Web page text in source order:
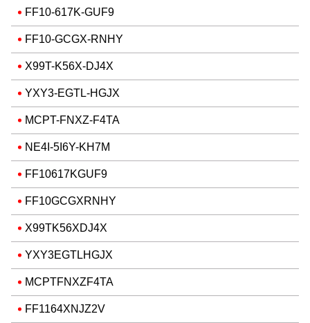
FF10-617K-GUF9
FF10-GCGX-RNHY
X99T-K56X-DJ4X
YXY3-EGTL-HGJX
MCPT-FNXZ-F4TA
NE4I-5I6Y-KH7M
FF10617KGUF9
FF10GCGXRNHY
X99TK56XDJ4X
YXY3EGTLHGJX
MCPTFNXZF4TA
FF1164XNJZ2V